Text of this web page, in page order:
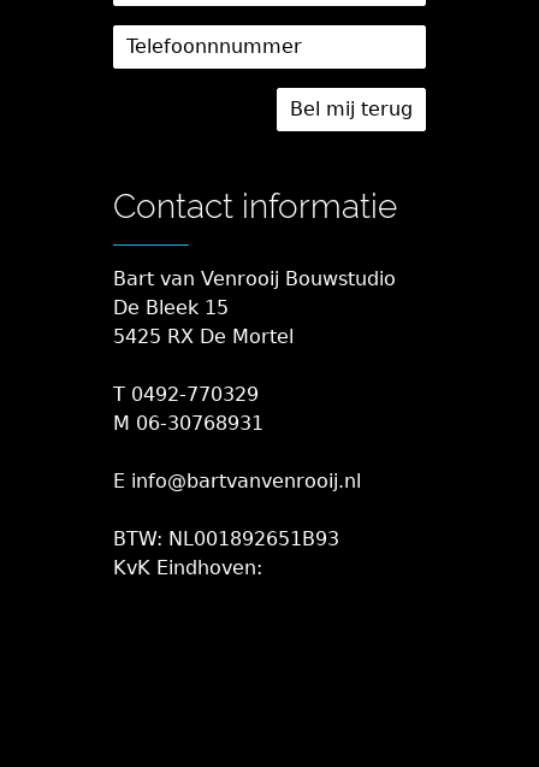
Contact informatie
Bart van Venrooij Bouwstudio
De Bleek 15
5425 RX De Mortel
T 0492-770329
M 06-30768931
E info@bartvanvenrooij.nl
BTW: NL001892651B93
KvK Eindhoven: